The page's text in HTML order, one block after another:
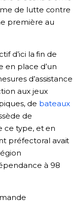
de lutte contre
première au
d’ici la fin de
en place d’un
d’assistance
aux jeux
de bateaux
de
ce type, et en
préfectoral avait
à 98